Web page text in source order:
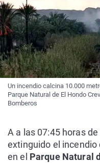
Un incendio calcina 10.000
Parque Natural de El Hondo
Bomberos
A a las 07:45 horas
extinguido el incendio
en el Parque Natural